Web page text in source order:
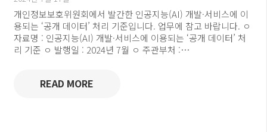
개인정보보호위원회에서 발간한 인공지능(AI) 개발·서비스에 이
용되는 ‘공개 데이터’ 처리 기준입니다. 업무에 참고 바랍니다. ㅇ
자료명 : 인공지능(AI) 개발·서비스에 이용되는 ‘공개 데이터’ 처
리 기준 ㅇ 발행일 : 2024년 7월 ㅇ 주관부처 :…
READ MORE